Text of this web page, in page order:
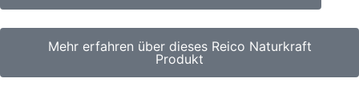
Mehr erfahren über dieses Reico Naturkraft
Produkt